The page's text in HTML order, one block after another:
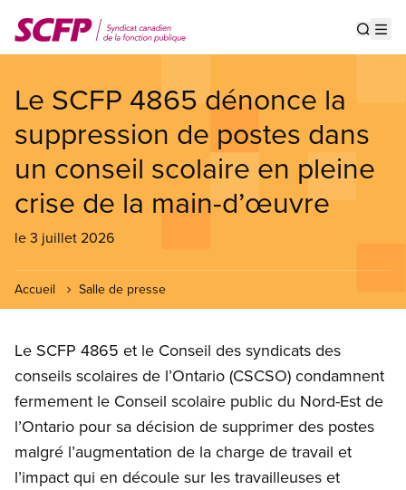
au
contenu
Le SCFP 4865 dénonce la
suppression de postes dans
un conseil scolaire en pleine
crise de la main-d’œuvre
le 3 juillet 2026
Accueil Salle de presse
Le SCFP 4865 et le Conseil des syndicats des
conseils scolaires de l’Ontario (CSCSO) condamnent
fermement le Conseil scolaire public du Nord-Est de
l’Ontario pour sa décision de supprimer des postes
malgré l’augmentation de la charge de travail et
l’impact qui en découle sur les travailleuses et